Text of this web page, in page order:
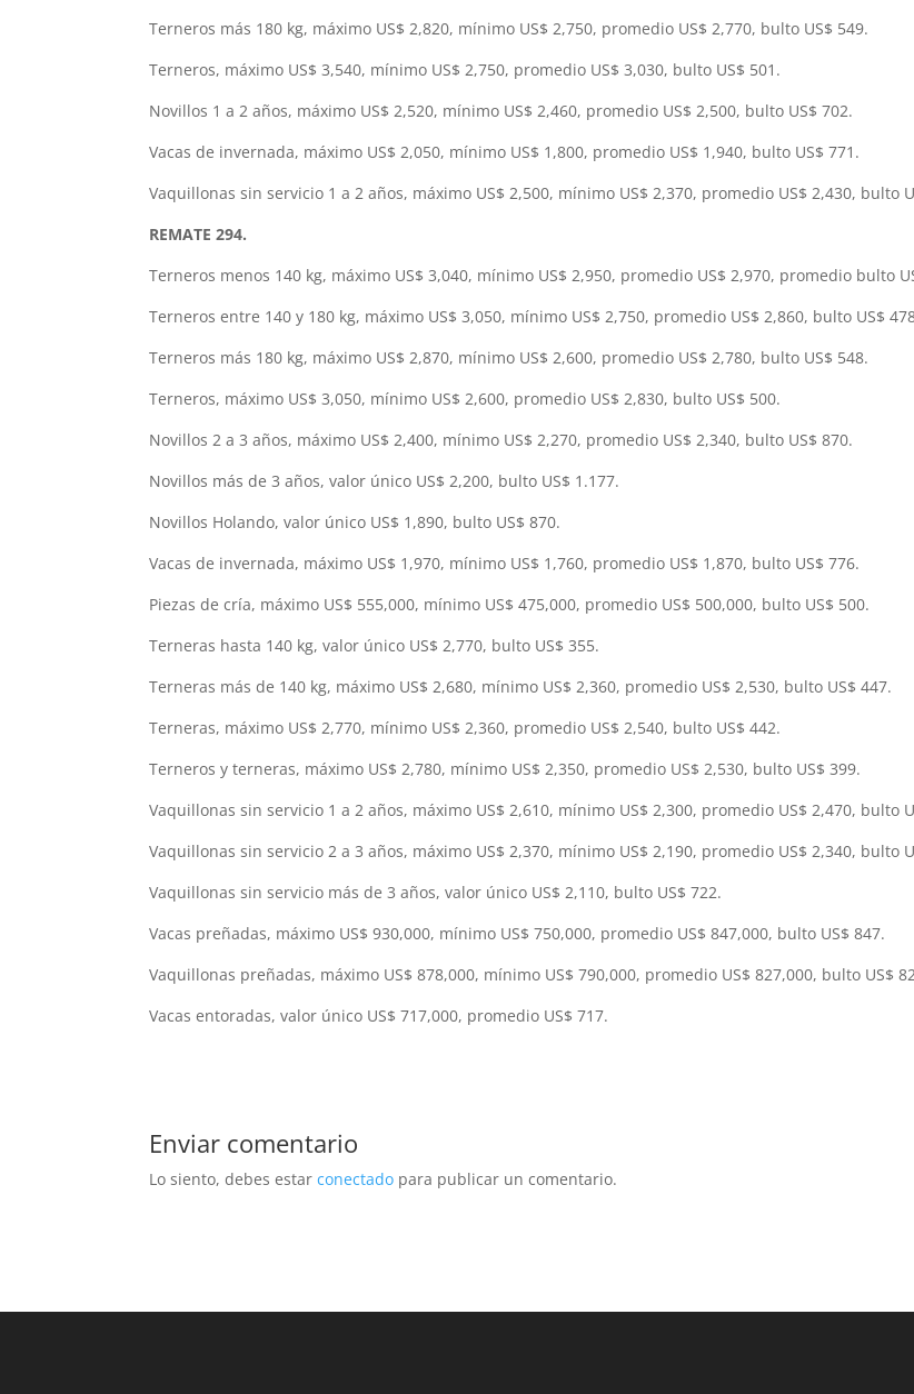
Terneros más 180 kg, máximo US$ 2,820, mínimo US$ 2,750, promedio US$ 2,770, bulto US$ 549.
Terneros, máximo US$ 3,540, mínimo US$ 2,750, promedio US$ 3,030, bulto US$ 501.
Novillos 1 a 2 años, máximo US$ 2,520, mínimo US$ 2,460, promedio US$ 2,500, bulto US$ 702.
Vacas de invernada, máximo US$ 2,050, mínimo US$ 1,800, promedio US$ 1,940, bulto US$ 771.
Vaquillonas sin servicio 1 a 2 años, máximo US$ 2,500, mínimo US$ 2,370, promedio US$ 2,430, bulto
REMATE 294.
Terneros menos 140 kg, máximo US$ 3,040, mínimo US$ 2,950, promedio US$ 2,970, promedio bulto
Terneros entre 140 y 180 kg, máximo US$ 3,050, mínimo US$ 2,750, promedio US$ 2,860, bulto US$
Terneros más 180 kg, máximo US$ 2,870, mínimo US$ 2,600, promedio US$ 2,780, bulto US$ 548.
Terneros, máximo US$ 3,050, mínimo US$ 2,600, promedio US$ 2,830, bulto US$ 500.
Novillos 2 a 3 años, máximo US$ 2,400, mínimo US$ 2,270, promedio US$ 2,340, bulto US$ 870.
Novillos más de 3 años, valor único US$ 2,200, bulto US$ 1.177.
Novillos Holando, valor único US$ 1,890, bulto US$ 870.
Vacas de invernada, máximo US$ 1,970, mínimo US$ 1,760, promedio US$ 1,870, bulto US$ 776.
Piezas de cría, máximo US$ 555,000, mínimo US$ 475,000, promedio US$ 500,000, bulto US$ 500.
Terneras hasta 140 kg, valor único US$ 2,770, bulto US$ 355.
Terneras más de 140 kg, máximo US$ 2,680, mínimo US$ 2,360, promedio US$ 2,530, bulto US$ 447.
Terneras, máximo US$ 2,770, mínimo US$ 2,360, promedio US$ 2,540, bulto US$ 442.
Terneros y terneras, máximo US$ 2,780, mínimo US$ 2,350, promedio US$ 2,530, bulto US$ 399.
Vaquillonas sin servicio 1 a 2 años, máximo US$ 2,610, mínimo US$ 2,300, promedio US$ 2,470, bulto
Vaquillonas sin servicio 2 a 3 años, máximo US$ 2,370, mínimo US$ 2,190, promedio US$ 2,340, bulto
Vaquillonas sin servicio más de 3 años, valor único US$ 2,110, bulto US$ 722.
Vacas preñadas, máximo US$ 930,000, mínimo US$ 750,000, promedio US$ 847,000, bulto US$ 847.
Vaquillonas preñadas, máximo US$ 878,000, mínimo US$ 790,000, promedio US$ 827,000, bulto US$
Vacas entoradas, valor único US$ 717,000, promedio US$ 717.
Enviar comentario
Lo siento, debes estarconectado para publicar un comentario.